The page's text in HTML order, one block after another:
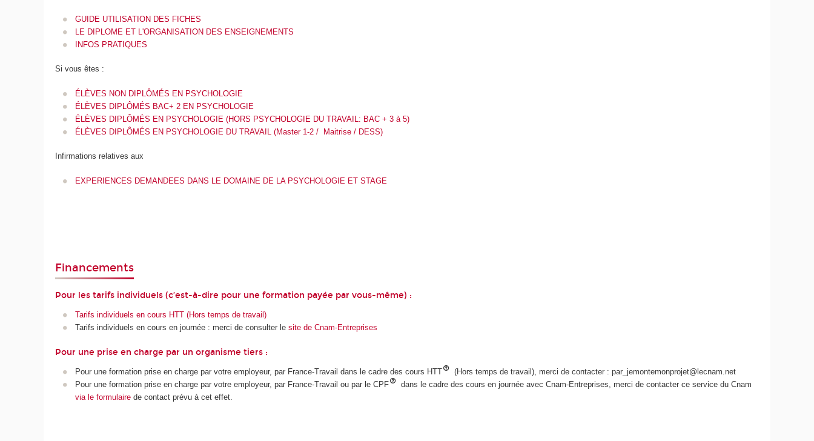
GUIDE UTILISATION DES FICHES
LE DIPLOME ET L'ORGANISATION DES ENSEIGNEMENTS
INFOS PRATIQUES
Si vous êtes :
ÉLÈVES NON DIPLÔMÉS EN PSYCHOLOGIE
ÉLÈVES DIPLÔMÉS BAC+ 2 EN PSYCHOLOGIE
ÉLÈVES DIPLÔMÉS EN PSYCHOLOGIE (HORS PSYCHOLOGIE DU TRAVAIL: BAC + 3 à 5)
ÉLÈVES DIPLÔMÉS EN PSYCHOLOGIE DU TRAVAIL (Master 1-2 / Maitrise / DESS)
Infirmations relatives aux
EXPERIENCES DEMANDEES DANS LE DOMAINE DE LA PSYCHOLOGIE ET STAGE
Financements
Pour les tarifs individuels (c’est-à-dire pour une formation payée par vous-même) :
Tarifs individuels en cours HTT (Hors temps de travail)
Tarifs individuels en cours en journée : merci de consulter le site de Cnam-Entreprises
Pour une prise en charge par un organisme tiers :
Pour une formation prise en charge par votre employeur, par France-Travail dans le cadre des cours HTT
(Hors temps de travail), merci de contacter : par_jemontemonprojet@lecnam.net
Pour une formation prise en charge par votre employeur, par France-Travail ou par le CPF
dans le cadre des cours en journée avec Cnam-Entreprises, merci de contacter ce service du Cnam
via le formulairede contact prévu à cet effet.